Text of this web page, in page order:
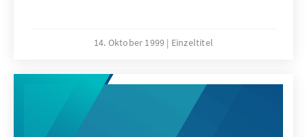
14. Oktober 1999 Einzeltitel